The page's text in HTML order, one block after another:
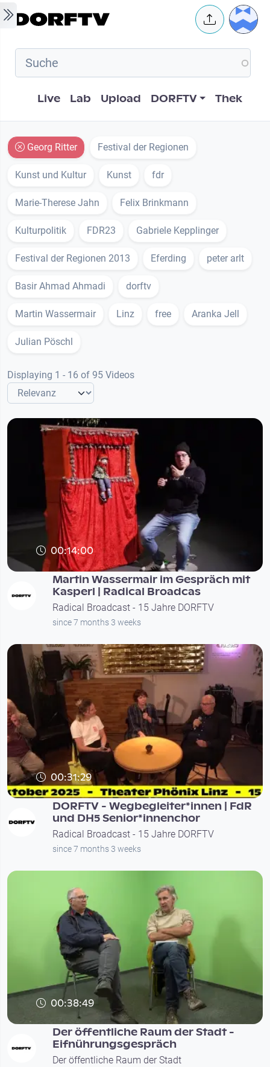
Skip to main content User
Hauptnavigation
Live Lab Upload DORFTV Thek
Georg Ritter Festival der Regionen
Kunst und Kultur Kunst fdr
Marie-Therese Jahn Felix Brinkmann
Kulturpolitik FDR23 Gabriele Kepplinger
Festival der Regionen 2013 Eferding peter arlt
Basir Ahmad Ahmadi dorftv
Martin Wassermair Linz free Aranka Jell
Julian Pöschl
Displaying 1 - 16 of 95 Videos
00:14:00
Martin Wassermair im Gespräch mit
Kasperl | Radical Broadcas
Radical Broadcast - 15 Jahre DORFTV
since 7 months 3 weeks
00:31:29
DORFTV - Wegbegleiter*innen | FdR
und DH5 Senior*innenchor
Radical Broadcast - 15 Jahre DORFTV
since 7 months 3 weeks
00:38:49
Der öffentliche Raum der Stadt -
Eifnührungsgespräch
Der öffentliche Raum der Stadt